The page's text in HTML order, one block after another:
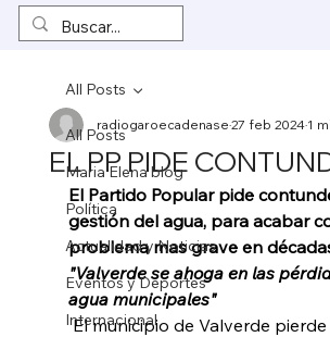
All Posts
Maria Elena blog
Política
Actualidad y Noticias
Eventos y Deportes
Internacional
All Posts
EL PP PIDE
radiogaroecadenase27 feb 20241
El Partido Popular pide
gestión del agua, para acabar
problema mas grave en
"Valverde se ahoga en las
agua municipales"
El municipio de Valverde pierde